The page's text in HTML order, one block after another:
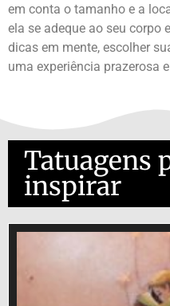
em conta o tamanho e a
ela se adeque ao seu corpo
dicas em mente, escolher
uma experiência prazerosa
Tatuagens
inspirar